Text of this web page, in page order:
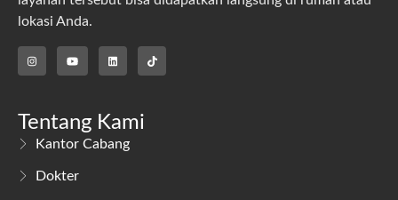
lokasi Anda.
Tentang Kami
Kantor Cabang
Dokter